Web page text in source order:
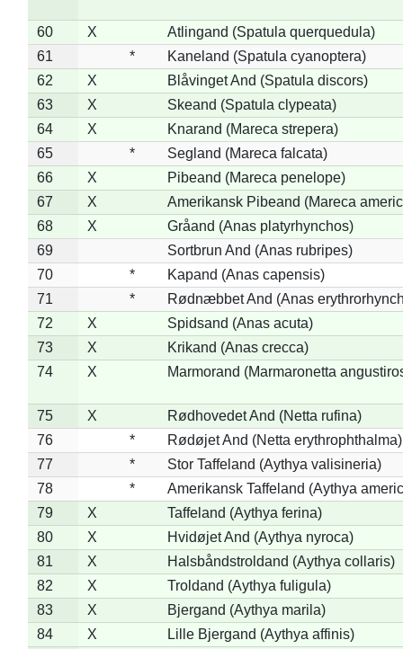
60 X
Atlingand (Spatula querquedula)
61
*
Kaneland (Spatula cyanoptera)
62
X
Blåvinget And (Spatula discors)
63
X
Skeand (Spatula clypeata)
64
X
Knarand (Mareca strepera)
65
*
Segland (Mareca falcata)
66
X
Pibeand (Mareca penelope)
67
X
Amerikansk Pibeand (Mareca
68
X
Gråand (Anas platyrhynchos)
69
Sortbrun And (Anas rubripes)
70
*
Kapand (Anas capensis)
71
*
Rødnæbbet And (Anas
72
X
Spidsand (Anas acuta)
73
X
Krikand (Anas crecca)
74
X Marmorand (Marmaronetta
75 X
Rødhovedet And (Netta rufina)
76
*
Rødøjet And (Netta erythrophthalma)
77
*
Stor Taffeland (Aythya valisineria)
78
*
Amerikansk Taffeland (Aythya
79
X
Taffeland (Aythya ferina)
80
X
Hvidøjet And (Aythya nyroca)
81
X
Halsbåndstroldand (Aythya collaris)
82
X
Troldand (Aythya fuligula)
83
X
Bjergand (Aythya marila)
84
X
Lille Bjergand (Aythya affinis)